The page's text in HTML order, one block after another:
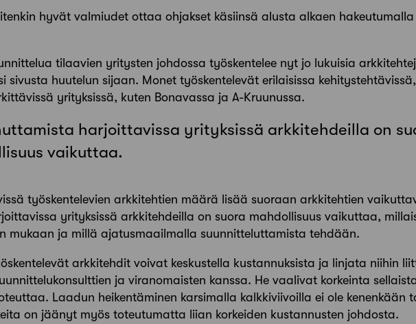
hyvät valmiudet ottaa ohjakset käsiinsä alusta alkaen hakeutumalla
tilaavien yritysten johdossa työskentelee nyt jo lukuisia
sivusta huutelun sijaan. Monet työskentelevät erilaisissa
yrityksissä, kuten Bonavassa ja A-Kruunussa.
harjoittavissa yrityksissä arkkitehdeilla on
vaikuttaa.
työskentelevien arkkitehtien määrä lisää suoraan arkkitehtien
yrityksissä arkkitehdeilla on suora mahdollisuus vaikuttaa,
mukaan ja millä ajatusmaailmalla suunnitteluttamista tehdään.
arkkitehdit voivat keskustella kustannuksista ja linjata niihin
ja viranomaisten kanssa. He vaalivat korkeinta
Laadun heikentäminen karsimalla kalkkiviivoilla ei ole kenenkään
on jäänyt myös toteutumatta liian korkeiden kustannusten johdosta.